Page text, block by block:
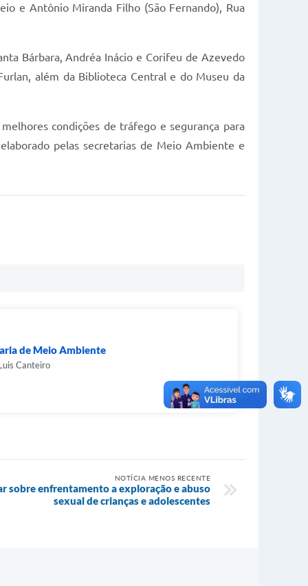
e Antônio Miranda Filho (São Fernando), Rua
Bárbara, Andréa Inácio e Corifeu de Azevedo
além da Biblioteca Central e do Museu da
condições de tráfego e segurança para
pelas secretarias de Meio Ambiente e
de Meio Ambiente
Canteiro
NOTÍCIA MENOS RECENTE
sobre enfrentamento a exploração e abuso
sexual de crianças e adolescentes